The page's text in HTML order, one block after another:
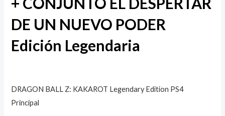
cliente
DE UN NUEVO PODER
Edición Legendaria
DRAGON BALL Z: KAKAROT Legendary Edition PS4
Principal